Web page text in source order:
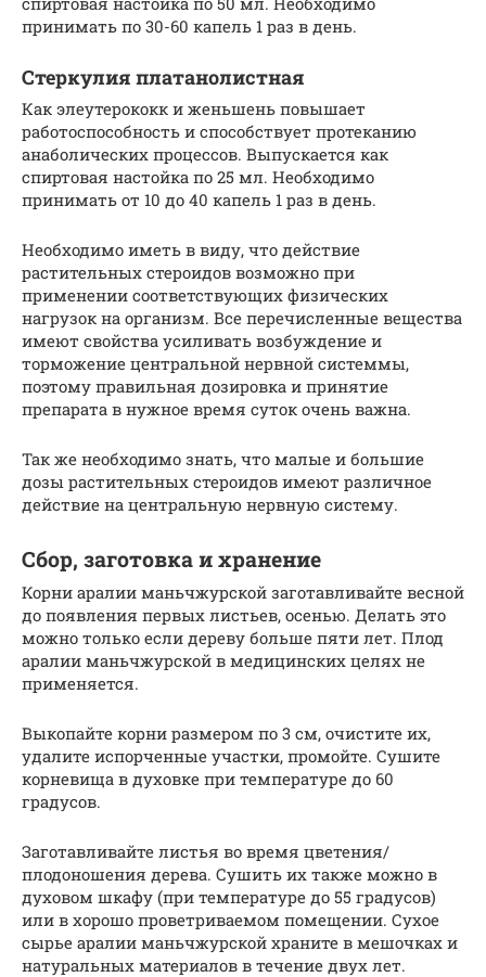
принимать по 30-60 капель 1 раз в день.
Стеркулия платанолистная
Как элеутерококк и женьшень повышает
работоспособность и способствует протеканию
анаболических процессов. Выпускается как
спиртовая настойка по 25 мл. Необходимо
принимать от 10 до 40 капель 1 раз в день.
Необходимо иметь в виду, что действие
растительных стероидов возможно при
применении соответствующих физических
нагрузок на организм. Все перечисленные вещества
имеют свойства усиливать возбуждение и
торможение центральной нервной системмы,
поэтому правильная дозировка и принятие
препарата в нужное время суток очень важна.
Так же необходимо знать, что малые и большие
дозы растительных стероидов имеют различное
действие на центральную нервную систему.
Сбор, заготовка и хранение
Корни аралии маньчжурской заготавливайте весной
до появления первых листьев, осенью. Делать это
можно только если дереву больше пяти лет. Плод
аралии маньчжурской в медицинских целях не
применяется.
Выкопайте корни размером по 3 см, очистите их,
удалите испорченные участки, промойте. Сушите
корневища в духовке при температуре до 60
градусов.
Заготавливайте листья во время цветения/
плодоношения дерева. Сушить их также можно в
духовом шкафу (при температуре до 55 градусов)
или в хорошо проветриваемом помещении. Сухое
сырье аралии маньчжурской храните в мешочках и
натуральных материалов в течение двух лет.